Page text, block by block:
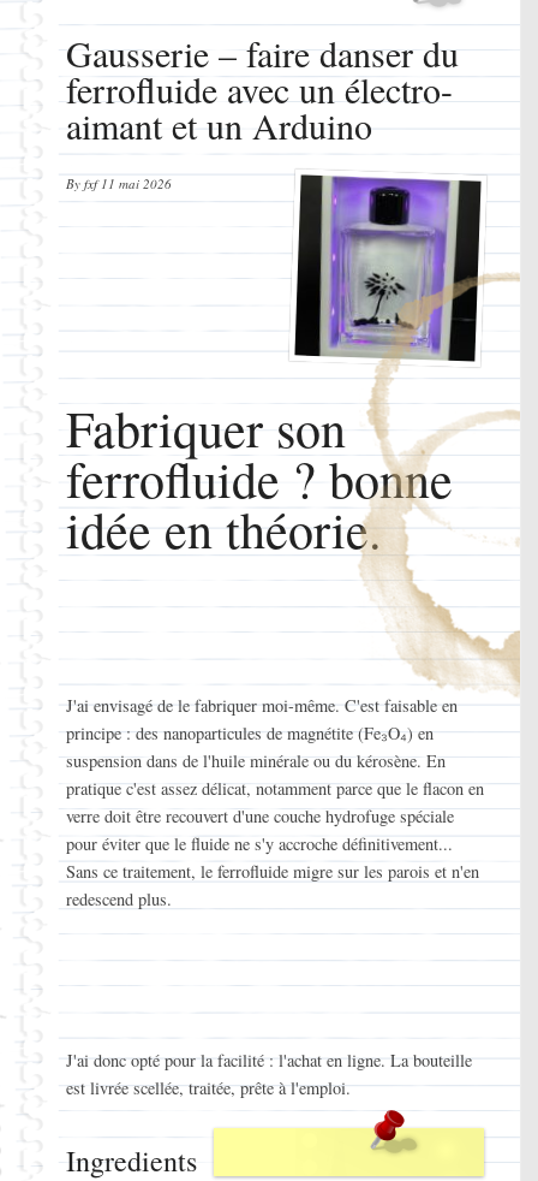
Gausserie – faire danser du
ferrofluide avec un électro-
aimant et un Arduino
By fxf 11 mai 2026
Fabriquer son
ferrofluide ? bonne
idée en théorie.
J'ai envisagé de le fabriquer moi-même. C'est faisable en
principe : des nanoparticules de magnétite (Fe₃O₄) en
suspension dans de l'huile minérale ou du kérosène. En
pratique c'est assez délicat, notamment parce que le flacon en
verre doit être recouvert d'une couche hydrofuge spéciale
pour éviter que le fluide ne s'y accroche définitivement...
Sans ce traitement, le ferrofluide migre sur les parois et n'en
redescend plus.
J'ai donc opté pour la facilité : l'achat en ligne. La bouteille
est livrée scellée, traitée, prête à l'emploi.
Ingredients